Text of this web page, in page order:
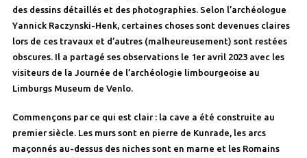
des dessins détaillés et des photographies. Selon l’archéologue
Yannick Raczynski-Henk, certaines choses sont devenues claires
lors de ces travaux et d’autres (malheureusement) sont restées
obscures. Il a partagé ses observations le 1er avril 2023 avec les
visiteurs de la Journée de l’archéologie limbourgeoise au
Limburgs Museum de Venlo.
Commençons par ce qui est clair : la cave a été construite au
premier siècle. Les murs sont en pierre de Kunrade, les arcs
maçonnés au-dessus des niches sont en marne et les Romains